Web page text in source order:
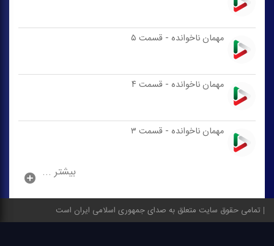
مهمان ناخوانده - قسمت ۵
مهمان ناخوانده - قسمت ۴
مهمان ناخوانده - قسمت ۳
بیشتر ...
تمامی حقوق سایت متعلق به صدای جمهوری اسلامی ایران است